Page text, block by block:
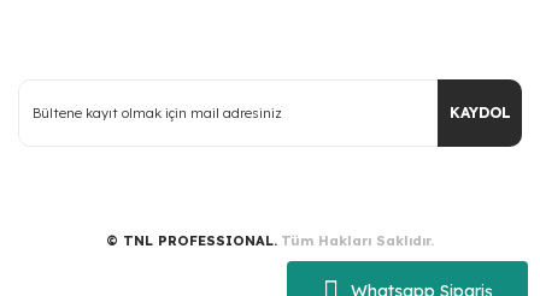
Whatsapp Sipariş
KAYDOL
© TNL PROFESSIONAL. Tüm Hakları Saklıdır.